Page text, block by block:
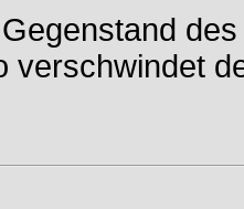
verschwindet